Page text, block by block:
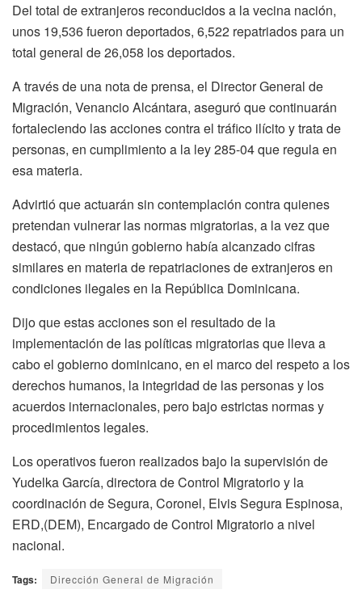
Del total de extranjeros reconducidos a la vecina nación,
unos 19,536 fueron deportados, 6,522 repatriados para un
total general de 26,058 los deportados.
A través de una nota de prensa, el Director General de
Migración, Venancio Alcántara, aseguró que continuarán
fortaleciendo las acciones contra el tráfico ilícito y trata de
personas, en cumplimiento a la ley 285-04 que regula en
esa materia.
Advirtió que actuarán sin contemplación contra quienes
pretendan vulnerar las normas migratorias, a la vez que
destacó, que ningún gobierno había alcanzado cifras
similares en materia de repatriaciones de extranjeros en
condiciones ilegales en la República Dominicana.
Dijo que estas acciones son el resultado de la
implementación de las políticas migratorias que lleva a
cabo el gobierno dominicano, en el marco del respeto a los
derechos humanos, la integridad de las personas y los
acuerdos internacionales, pero bajo estrictas normas y
procedimientos legales.
Los operativos fueron realizados bajo la supervisión de
Yudelka García, directora de Control Migratorio y la
coordinación de Segura, Coronel, Elvis Segura Espinosa,
ERD,(DEM), Encargado de Control Migratorio a nivel
nacional.
Tags: Dirección General de Migración